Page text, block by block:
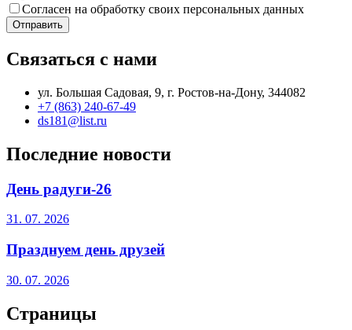
Согласен на обработку своих персональных данных
Отправить
Связаться с нами
ул. Большая Садовая, 9, г. Ростов-на-Дону, 344082
+7 (863) 240-67-49
ds181@list.ru
Последние новости
День радуги-26
31. 07. 2026
Празднуем день друзей
30. 07. 2026
Страницы